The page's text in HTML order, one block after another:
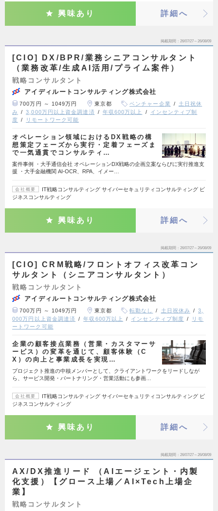
興味あり 詳細へ
掲載期間 26/07/27～26/08/09
[CIO] DX/BPR/業務シニアコンサルタント
（業務改革/生成AI活用/プライム案件）
戦略コンサルタント
アイディルートコンサルティング株式会社
700万円 ～ 1049万円 東京都 ベンチャー企業
土日祝休
み
3,000万円以上資金調達済 年収600万以上
インセンティブ制
度
リモートワーク可能
オペレーション領域におけるDX戦略の構
想策定フェーズから実行・定着フェーズま
で一気通貫でコンサルティ…
案件事例 ・大手通信会社 オペレーションDX戦略の企画立案ならびに実行推進支
援 ・大手金融機関 AI-OCR、RPA、イメー…
会社概要
IT戦略コンサルティング サイバーセキュリティコンサルティング ビ
ジネスコンサルティング
興味あり 詳細へ
掲載期間 26/07/27～26/08/09
[CIO] CRM戦略/フロントオフィス改革コン
サルタント（シニアコンサルタント）
戦略コンサルタント
アイディルートコンサルティング株式会社
700万円 ～ 1049万円 東京都 転勤なし 土日祝休み
3,
000万円以上資金調達済
年収600万以上 インセンティブ制度
リモ
ートワーク可能
企業の顧客接点業務（営業・カスタマーサ
ービス）の変革を通じて、顧客体験（C
X）の向上と事業成長を実現…
プロジェクト推進の中核メンバーとして、クライアントワークをリードしなが
ら、サービス開発・パートナリング・営業活動にも参画…
会社概要
IT戦略コンサルティング サイバーセキュリティコンサルティング ビ
ジネスコンサルティング
興味あり 詳細へ
掲載期間 26/07/27～26/08/09
AX/DX推進リード （AIエージェント・内製
化支援）【グロース上場／AI×Tech上場企
業】
戦略コンサルタント